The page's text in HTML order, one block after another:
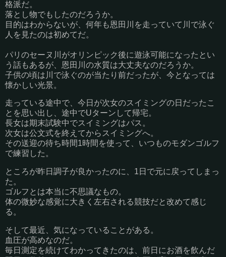
格派だ。
落とし物でもしたのだろうか。
目的はわからないが、何年も恩田川を走っていて川で泳ぐ
人を見たのは初めてだ。
パリのセーヌ川がオリンピック後に遊泳可能になったとい
う話もあるが、恩田川の水質は大丈夫なのだろうか。
子供の頃は川で泳ぐのが当たり前だったが、今となっては
懐かしい光景。
走っている途中で、今日が次女のスイミングの日だったこ
とを思い出し、途中でUターンして帰宅。
長女は期末試験中でスイミングはパス。
次女は公文式を終えてからスイミングへ。
その送迎の待ち時間1時間を使って、いつものモダンゴルフ
で練習した。
ところが昨日調子が良かったのに、1日で元に戻ってしまっ
た。
ゴルフとは本当に不思議なもの。
体の微妙な感覚に大きく左右される競技だと改めて感じ
る。
そして最近、気になっていることがある。
血圧が高めなのだ。
毎日測定を続けてわかってきたのは、前日にお酒を飲んだ